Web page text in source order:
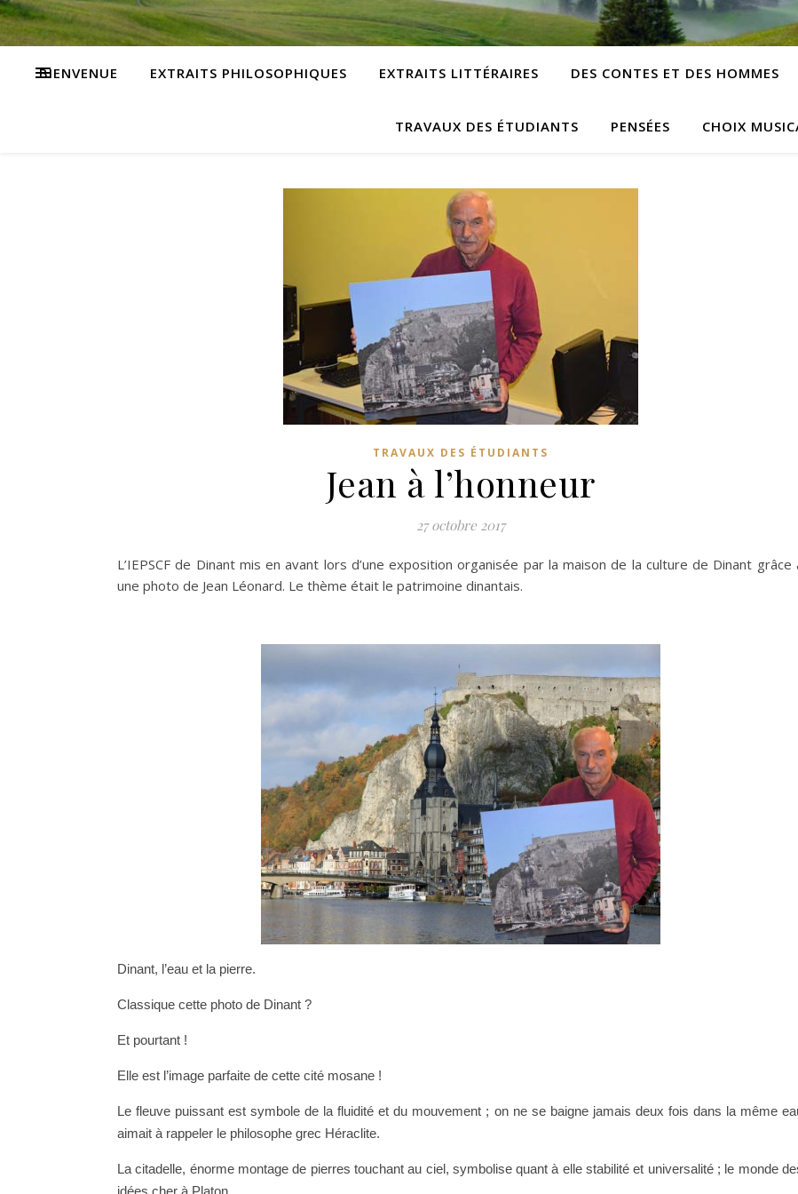
BIENVENUE EXTRAITS PHILOSOPHIQUES EXTRAITS LITTÉRAIRES DES CONTES ET DES HOMMES
TRAVAUX DES ÉTUDIANTS PENSÉES CHOIX
TRAVAUX DES ÉTUDIANTS
Jean à l’honneur
27 octobre 2017
L’IEPSCF de Dinant mis en avant lors d’une exposition organisée par la maison de la culture de Dinant grâce
une photo de Jean Léonard. Le thème était le patrimoine dinantais.
Dinant, l’eau et la pierre.
Classique cette photo de Dinant ?
Et pourtant !
Elle est l’image parfaite de cette cité mosane !
Le fleuve puissant est symbole de la fluidité et du mouvement ; on ne se baigne jamais deux fois dans la même
aimait à rappeler le philosophe grec Héraclite.
La citadelle, énorme montage de pierres touchant au ciel, symbolise quant à elle stabilité et universalité ; le monde
idées cher à Platon.